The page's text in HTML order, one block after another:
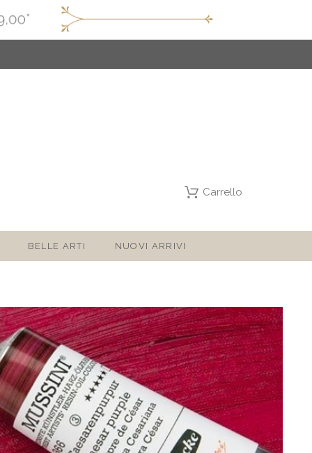
Carrello
BELLE ARTI NUOVI ARRIVI